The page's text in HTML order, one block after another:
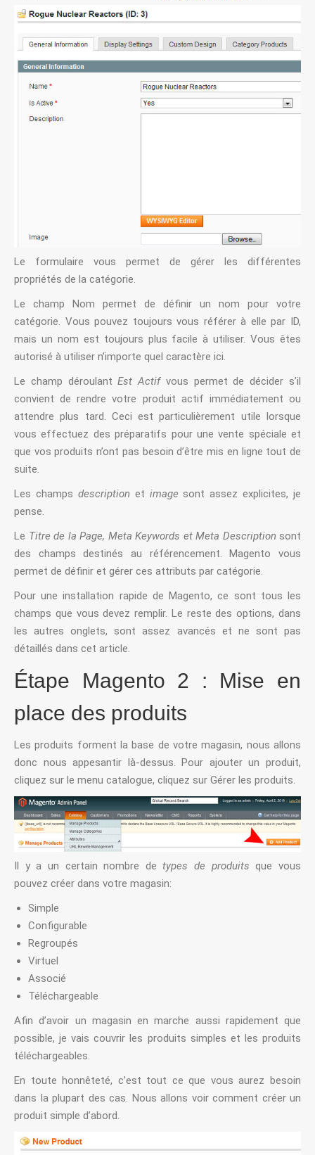
Le formulaire vous permet de gérer les différentes
propriétés de la catégorie.
Le champ Nom permet de définir un nom pour votre
catégorie. Vous pouvez toujours vous référer à elle par ID,
mais un nom est toujours plus facile à utiliser. Vous êtes
autorisé à utiliser n’importe quel caractère ici.
Le champ déroulantEst Actif vous permet de décider s’il
convient de rendre votre produit actif immédiatement ou
attendre plus tard. Ceci est particulièrement utile lorsque
vous effectuez des préparatifs pour une vente spéciale et
que vos produits n’ont pas besoin d’être mis en ligne tout de
suite.
Les champs description et image sont assez explicites, je
pense.
Le Titre de la Page, Meta Keywords et Meta Description sont
des champs destinés au référencement. Magento vous
permet de définir et gérer ces attributs par catégorie.
Pour une installation rapide de Magento, ce sont tous les
champs que vous devez remplir. Le reste des options, dans
les autres onglets, sont assez avancés et ne sont pas
détaillés dans cet article.
Étape Magento 2 : Mise en
place des produits
Les produits forment la base de votre magasin, nous allons
donc nous appesantir là-dessus. Pour ajouter un produit,
cliquez sur le menu catalogue, cliquez sur Gérer les produits.
Il y a un certain nombre detypes de produits que vous
pouvez créer dans votre magasin:
Simple
Configurable
Regroupés
Virtuel
Associé
Téléchargeable
Afin d’avoir un magasin en marche aussi rapidement que
possible, je vais couvrir les produits simples et les produits
téléchargeables.
En toute honnêteté, c’est tout ce que vous aurez besoin
dans la plupart des cas. Nous allons voir comment créer un
produit simple d’abord.